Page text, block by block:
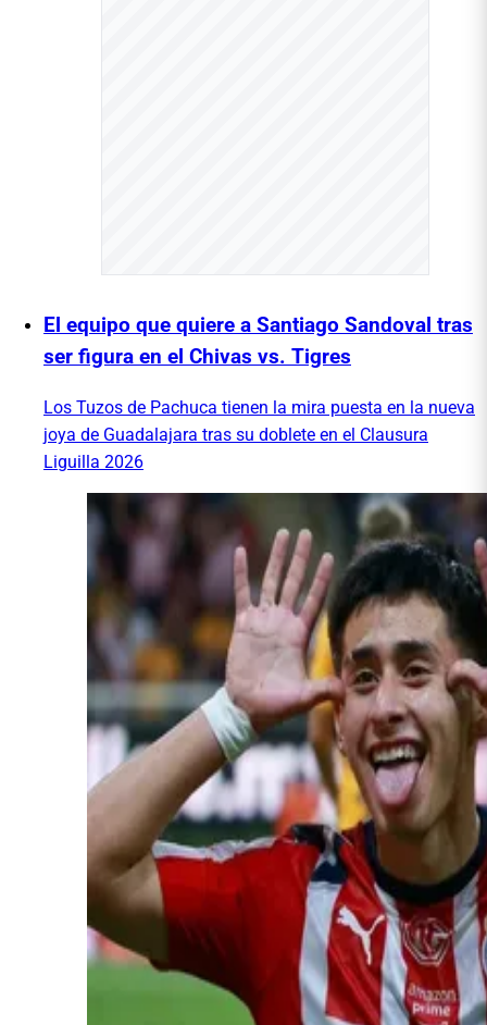
El equipo que quiere a Santiago Sandoval tras
ser figura en el Chivas vs. Tigres
Los Tuzos de Pachuca tienen la mira puesta en la nueva
joya de Guadalajara tras su doblete en el Clausura
Liguilla 2026